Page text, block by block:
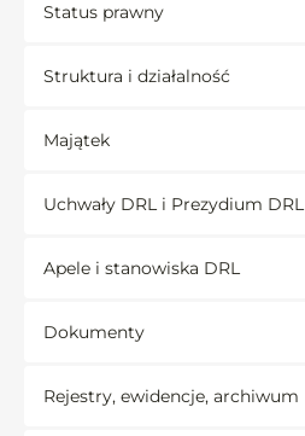
Status prawny
Struktura i działalność
Majątek
Uchwały DRL i Prezydium DRL
Apele i stanowiska DRL
Dokumenty
Rejestry, ewidencje, archiwum